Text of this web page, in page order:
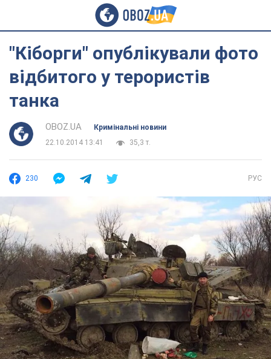
"Кіборги" опублікували фото
відбитого у терористів
танка
OBOZ.UA
Кримінальні новини
22.10.2014 13:41
35,3 т.
230 РУС